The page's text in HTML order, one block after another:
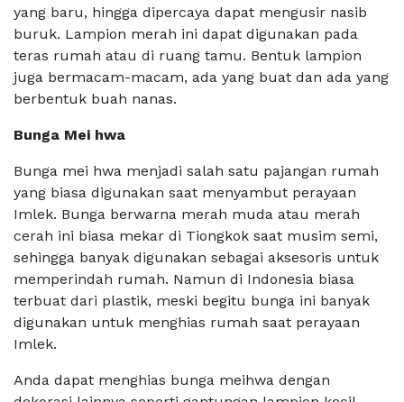
yang baru, hingga dipercaya dapat mengusir nasib
buruk. Lampion merah ini dapat digunakan pada
teras rumah atau di ruang tamu. Bentuk lampion
juga bermacam-macam, ada yang buat dan ada yang
berbentuk buah nanas.
Bunga Mei hwa
Bunga mei hwa menjadi salah satu pajangan rumah
yang biasa digunakan saat menyambut perayaan
Imlek. Bunga berwarna merah muda atau merah
cerah ini biasa mekar di Tiongkok saat musim semi,
sehingga banyak digunakan sebagai aksesoris untuk
memperindah rumah. Namun di Indonesia biasa
terbuat dari plastik, meski begitu bunga ini banyak
digunakan untuk menghias rumah saat perayaan
Imlek.
Anda dapat menghias bunga meihwa dengan